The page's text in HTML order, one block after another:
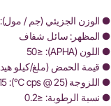
● الوزن الجزيئي (جم / مول):
● المظهر: سائل شفاف
● اللون (APHA): ≤50
● قيمة الحمض (ملغ/كيلو
● اللزوجة (cps @ 25 ℃): 10-15
● نسبة الرطوبة: ≤0.2